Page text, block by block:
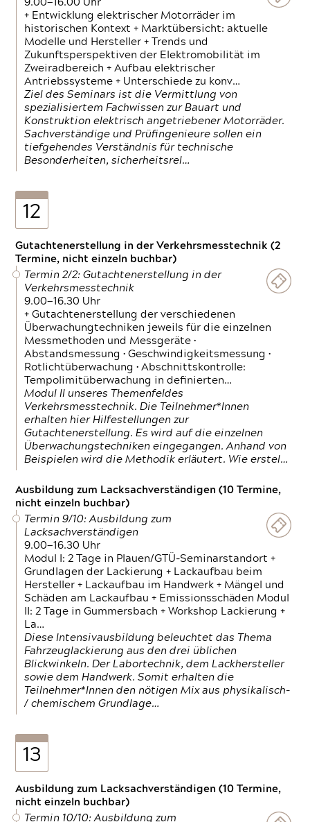
9.00—16.00 Uhr
+ Entwicklung elektrischer Motorräder im
historischen Kontext + Marktübersicht: aktuelle
Modelle und Hersteller + Trends und
Zukunftsperspektiven der Elektromobilität im
Zweiradbereich + Aufbau elektrischer
Antriebssysteme + Unterschiede zu konv…
Ziel des Seminars ist die Vermittlung von
spezialisiertem Fachwissen zur Bauart und
Konstruktion elektrisch angetriebener Motorräder.
Sachverständige und Prüfingenieure sollen ein
tiefgehendes Verständnis für technische
Besonderheiten, sicherheitsrel…
12
Gutachtenerstellung in der Verkehrsmesstechnik (2
Termine, nicht einzeln buchbar)
Termin 2/2: Gutachtenerstellung in der
Verkehrsmesstechnik
9.00—16.30 Uhr
+ Gutachtenerstellung der verschiedenen
Überwachungtechniken jeweils für die einzelnen
Messmethoden und Messgeräte •
Abstandsmessung • Geschwindigkeitsmessung •
Rotlichtüberwachung • Abschnittskontrolle:
Tempolimitüberwachung in definierten…
Modul II unseres Themenfeldes
Verkehrsmesstechnik. Die Teilnehmer*Innen
erhalten hier Hilfestellungen zur
Gutachtenerstellung. Es wird auf die einzelnen
Überwachungstechniken eingegangen. Anhand von
Beispielen wird die Methodik erläutert. Wie erstel…
Ausbildung zum Lacksachverständigen (10 Termine,
nicht einzeln buchbar)
Termin 9/10: Ausbildung zum
Lacksachverständigen
9.00—16.30 Uhr
Modul I: 2 Tage in Plauen/GTÜ-Seminarstandort +
Grundlagen der Lackierung + Lackaufbau beim
Hersteller + Lackaufbau im Handwerk + Mängel und
Schäden am Lackaufbau + Emissionsschäden Modul
II: 2 Tage in Gummersbach + Workshop Lackierung +
La…
Diese Intensivausbildung beleuchtet das Thema
Fahrzeuglackierung aus den drei üblichen
Blickwinkeln. Der Labortechnik, dem Lackhersteller
sowie dem Handwerk. Somit erhalten die
Teilnehmer*Innen den nötigen Mix aus physikalisch-
/ chemischem Grundlage…
13
Ausbildung zum Lacksachverständigen (10 Termine,
nicht einzeln buchbar)
Termin 10/10: Ausbildung zum